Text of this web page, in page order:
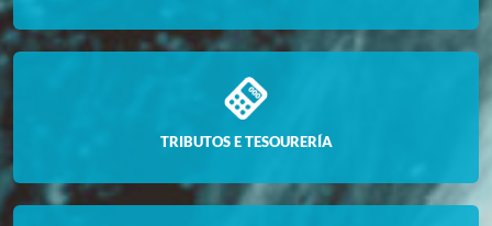
TRIBUTOS E TESOURERÍA